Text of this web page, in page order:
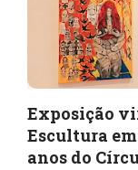
Exposição
Escultura
anos do